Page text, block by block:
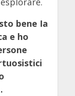
bene Ia
e ho